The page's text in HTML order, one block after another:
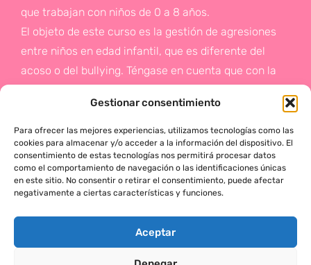
Gestionar consentimiento
Para ofrecer las mejores experiencias, utilizamos tecnologías como las
cookies para almacenar y/o acceder a la información del dispositivo. El
consentimiento de estas tecnologías nos permitirá procesar datos
como el comportamiento de navegación o las identificaciones únicas
en este sitio. No consentir o retirar el consentimiento, puede afectar
negativamente a ciertas características y funciones.
Aceptar
que trabajan con niños de 0 a 8 años.
El objeto de este curso es la gestión de agresiones
entre niños en edad infantil, que es diferente del
acoso o del bullying. Téngase en cuenta que con la
de la prevención a un problema que suele aparecer
en etapas posteriores como es el acoso.
Si deseas más información,
haz click en este enlace: